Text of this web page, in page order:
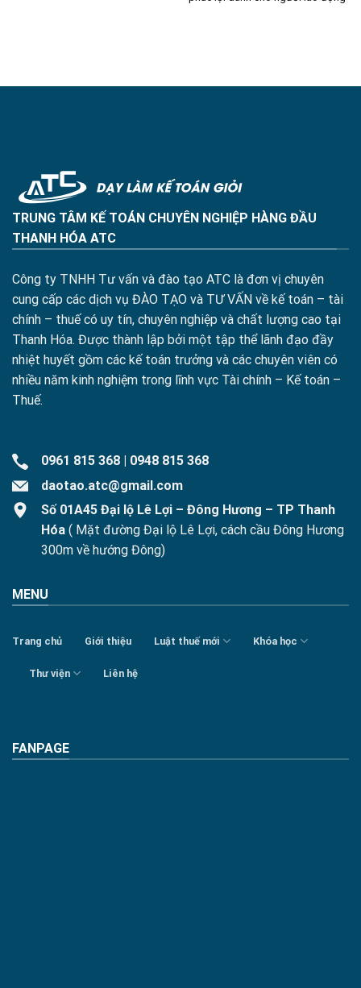
TRUNG TÂM KẾ TOÁN CHUYÊN NGHIỆP HÀNG ĐẦU
THANH HÓA ATC
Công ty TNHH Tư vấn và đào tạo ATC là đơn vị chuyên
cung cấp các dịch vụ ĐÀO TẠO và TƯ VẤN về kế toán – tài
chính – thuế có uy tín, chuyên nghiệp và chất lượng cao tại
Thanh Hóa. Được thành lập bởi một tập thể lãnh đạo đầy
nhiệt huyết gồm các kế toán trưởng và các chuyên viên có
nhiều năm kinh nghiệm trong lĩnh vực Tài chính – Kế toán –
Thuế.
0961 815 368
0948 815 368
daotao.atc@gmail.com
Số 01A45 Đại lộ Lê Lợi – Đông Hương – TP Thanh
Hóa ( Mặt đường Đại lộ Lê Lợi, cách cầu Đông Hương
300m về hướng Đông)
MENU
Trang chủ Giới thiệu Luật thuế mới Khóa học
Thư viện Liên hệ
FANPAGE